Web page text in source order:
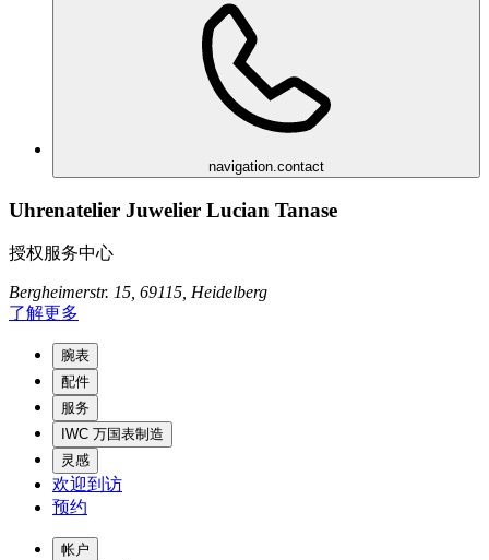
navigation.contact
Uhrenatelier Juwelier Lucian Tanase
授权服务中心
Bergheimerstr. 15, 69115, Heidelberg
了解更多
腕表
配件
服务
IWC 万国表制造
灵感
欢迎到访
预约
帐户